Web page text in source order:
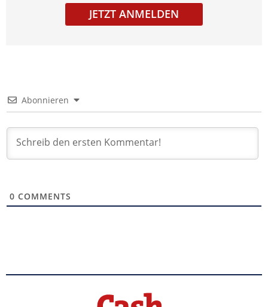
JETZT ANMELDEN
Abonnieren
0 COMMENTS